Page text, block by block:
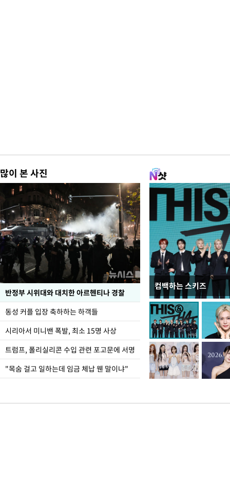
많이 본 사진
반정부 시위대와 대치한 아르헨티나 경찰
동성 커플 입장 축하하는 하객들
시리아서 미니밴 폭발, 최소 15명 사상
트럼프, 폴리실리콘 수입 관련 포고문에 서명
"목숨 걸고 일하는데 임금 체납 웬 말이냐"
컴백하는 스키즈
입추 코앞인데 전국엔